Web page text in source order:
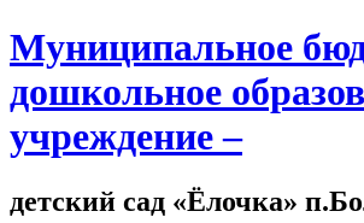
Муниципальное
дошкольное
учреждение –
детский сад «Ёлочка»